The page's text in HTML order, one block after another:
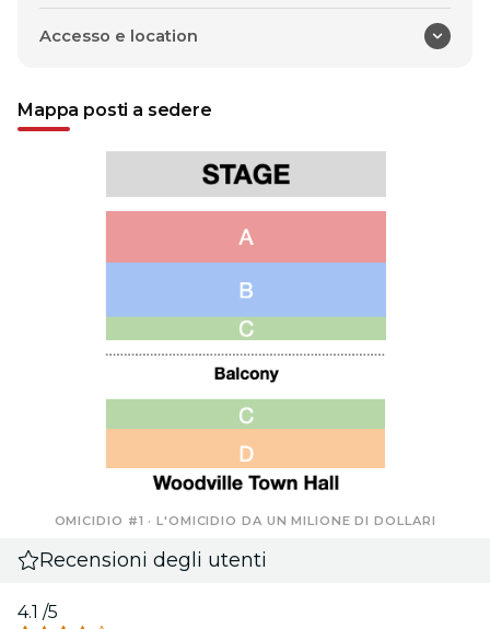
Accesso e location
Mappa posti a sedere
OMICIDIO #1 · L'OMICIDIO DA UN MILIONE DI DOLLARI
Recensioni degli utenti
4.1 /5